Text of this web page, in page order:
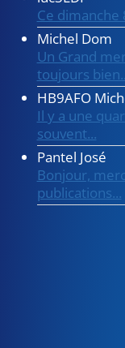
Ce dimanche
Michel Dom
Un Grand
toujours
HB9AFO
Il y a une
souvent...
Pantel José
Bonjour,
publications...